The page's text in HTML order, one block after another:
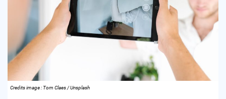
Credits image : Tom Claes / Unsplash